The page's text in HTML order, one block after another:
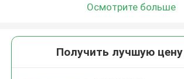
Осмотрите больше
Получить лучшую